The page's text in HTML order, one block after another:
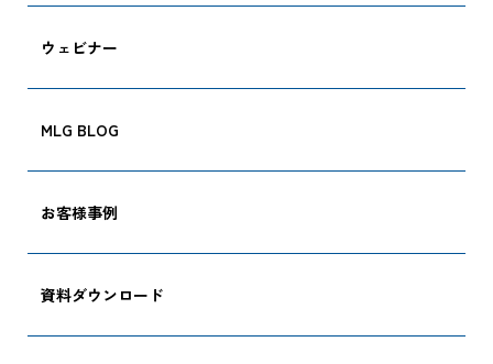
ウェビナー
MLG BLOG
お客様事例
資料ダウンロード